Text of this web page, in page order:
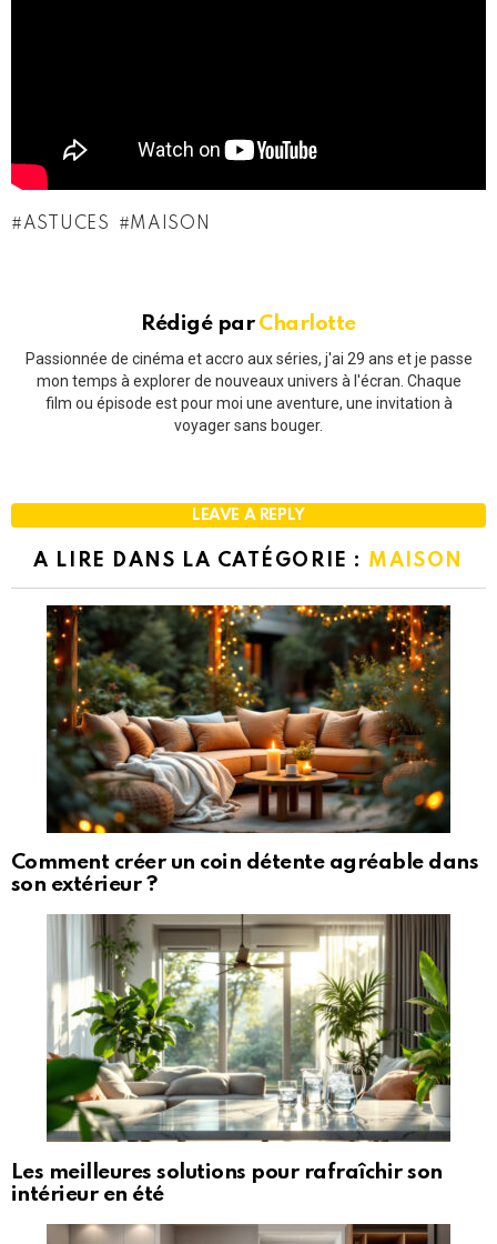
ASTUCES MAISON
Rédigé par Charlotte
Passionnée de cinéma et accro aux séries, j'ai 29 ans et je passe
mon temps à explorer de nouveaux univers à l'écran. Chaque
film ou épisode est pour moi une aventure, une invitation à
voyager sans bouger.
LEAVE A REPLY
A LIRE DANS LA CATÉGORIE : MAISON
Comment créer un coin détente agréable dans
son extérieur ?
Les meilleures solutions pour rafraîchir son
intérieur en été